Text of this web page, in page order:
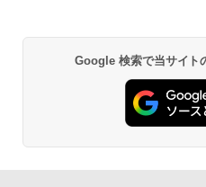
Google 検索で当サイト